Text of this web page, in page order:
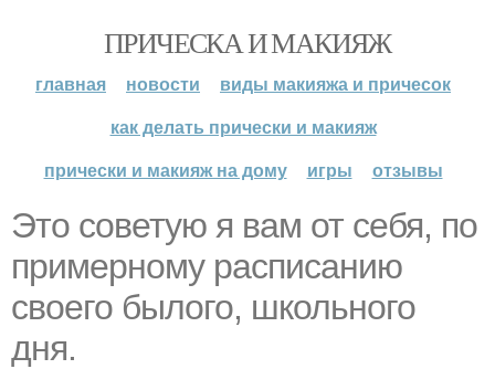
ПРИЧЕСКА И МАКИЯЖ
главная новости
виды макияжа и причесок
как делать прически и макияж
прически и макияж на дому
игры отзывы
Это советую я вам от себя, по
примерному расписанию
своего былого, школьного
дня.